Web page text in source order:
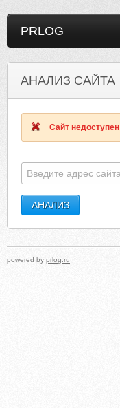
PRLOG
АНАЛИЗ САЙТА
Сайт недоступен
powered by prlog.ru